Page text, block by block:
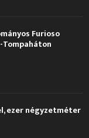
Furioso
ezer négyzetméter